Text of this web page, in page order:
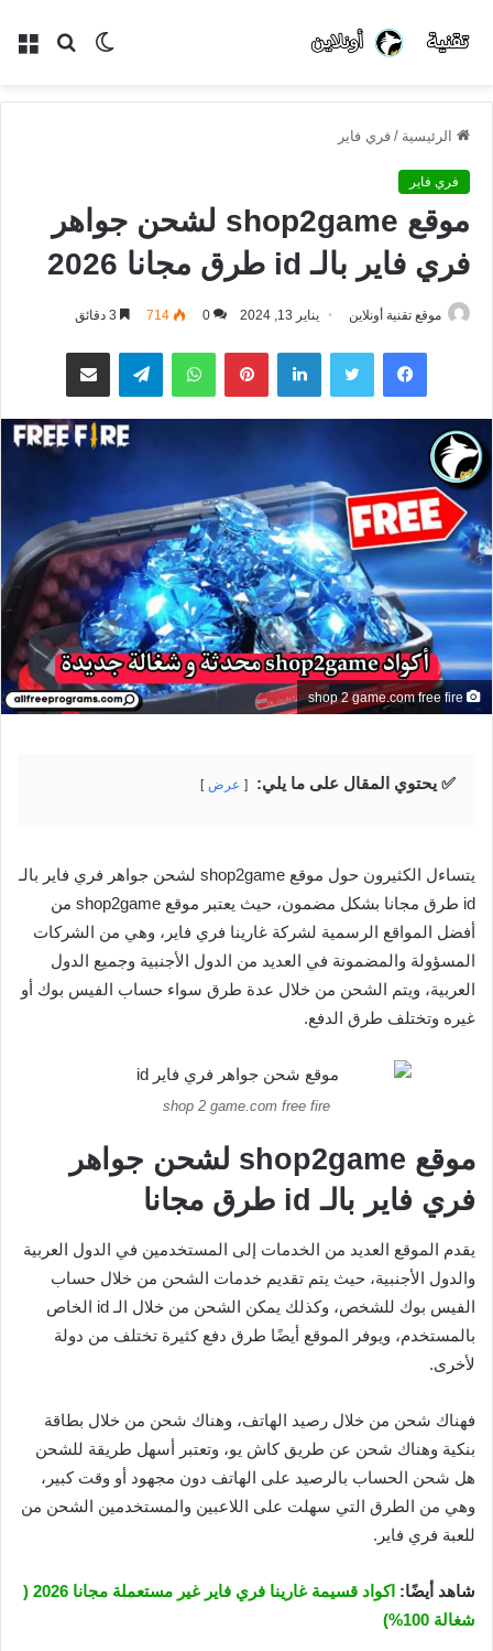
بحث الوضع
الرئيسية / فري فاير
فري فاير
موقع shop2game لشحن جواهر
فري فاير بالـ id طرق مجانا 2026
موقع تقنية أونلاين يناير 13, 2024 0
714
فيسبوك تويتر لينكدإن بينتيريستواتساب تيلقرام مشاركة عبر البريد
✅ يحتوي المقال على ما يلي: عرض
يتساءل الكثيرون حول موقع shop2game لشحن جواهر فري فاير بالـ
id طرق مجانا بشكل مضمون، حيث يعتبر موقع shop2game من
أفضل المواقع الرسمية لشركة غارينا فري فاير، وهي من الشركات
المسؤولة والمضمونة في العديد من الدول الأجنبية وجميع الدول
العربية، ويتم الشحن من خلال عدة طرق سواء حساب الفيس بوك أو
غيره وتختلف طرق الدفع.
shop 2 game.com free fire
موقع shop2game لشحن جواهر
فري فاير بالـ id طرق مجانا
يقدم الموقع العديد من الخدمات إلى المستخدمين في الدول العربية
والدول الأجنبية، حيث يتم تقديم خدمات الشحن من خلال حساب
الفيس بوك للشخص، وكذلك يمكن الشحن من خلال الـ id الخاص
بالمستخدم، ويوفر الموقع أيضًا طرق دفع كثيرة تختلف من دولة
لأخرى.
فهناك شحن من خلال رصيد الهاتف، وهناك شحن من خلال بطاقة
بنكية وهناك شحن عن طريق كاش يو، وتعتبر أسهل طريقة للشحن
هل شحن الحساب بالرصيد على الهاتف دون مجهود أو وقت كبير،
وهي من الطرق التي سهلت على اللاعبين والمستخدمين الشحن من
للعبة فري فاير.
شاهد أيضًا:
اكواد قسيمة غارينا فري فاير غير مستعملة مجانا 2026 (
شغالة 100%)